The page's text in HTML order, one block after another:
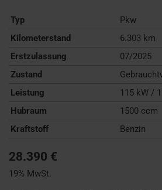
Typ
Pkw
Kilometerstand
6.303 km
Erstzulassung
07/2025
Zustand
Leistung
115 kW /
Hubraum
1500 ccm
Kraftstoff
Benzin
28.390 €
19% MwSt.